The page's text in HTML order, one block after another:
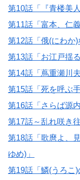
第10話「『青楼美
第11話「富本、仁義
第12話「俄(にわか)
第13話「お江戸揺
第14話「蔦重瀬川夫
第15話「死を呼ぶ手
第16話「さらば源
第17話～乱れ咲き
第18話「歌麿よ、
ゆめ)」
第19話「鱗(うろこ)